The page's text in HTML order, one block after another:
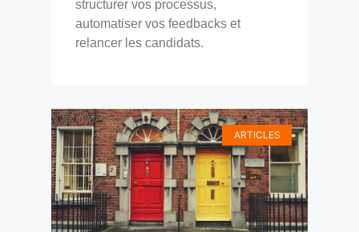
structurer vos processus,
automatiser vos feedbacks et
relancer les candidats.
ARTICLES